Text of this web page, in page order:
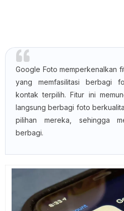
Google Foto memperkenalkan
yang memfasilitasi berbagi
kontak terpilih. Fitur ini
langsung berbagi foto
pilihan mereka, sehingga
berbagi.